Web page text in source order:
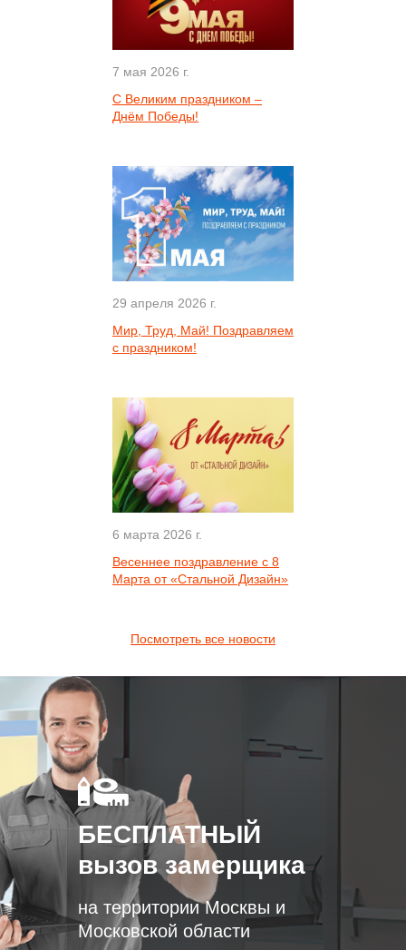
7 мая 2026 г.
С Великим праздником –
Днём Победы!
29 апреля 2026 г.
Мир, Труд, Май! Поздравляем
с праздником!
6 марта 2026 г.
Весеннее поздравление с 8
Марта от «Стальной Дизайн»
Посмотреть все новости
БЕСПЛАТНЫЙ
вызов замерщика
на территории Москвы и
Московской области